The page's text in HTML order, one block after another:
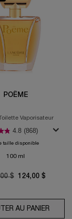
CHEVEUX &
POÊME
Vaporisateur
4.8 (868)
taille disponible
100 ml
$ New price
124,00 $
AU PANIER